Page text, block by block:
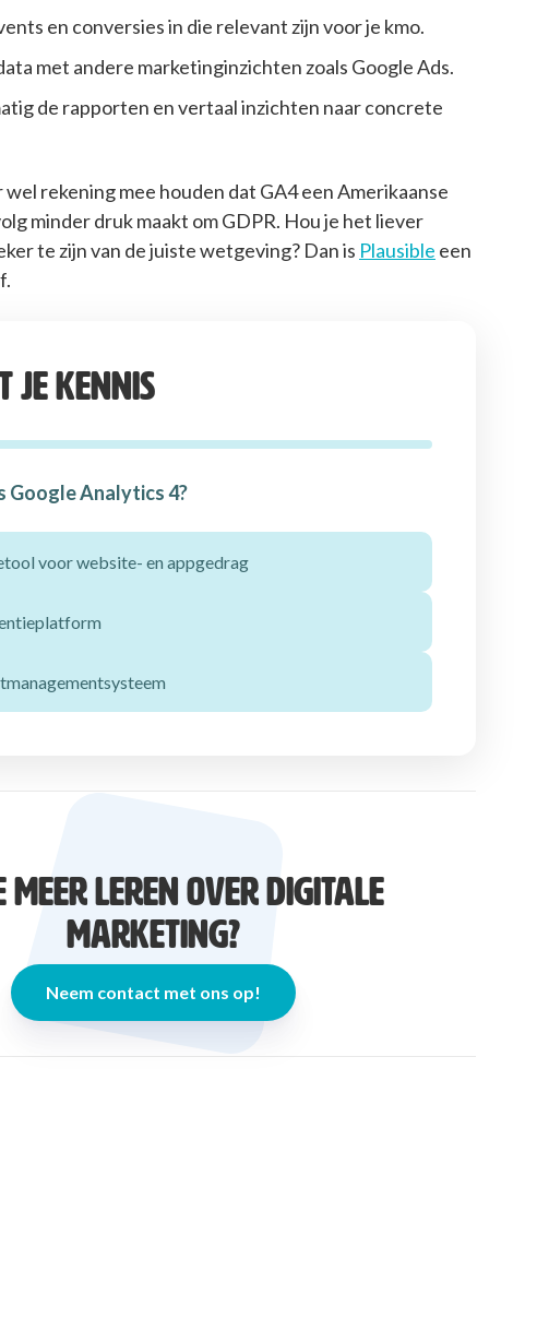
en conversies in die relevant zijn voor je kmo.
met andere marketinginzichten zoals Google Ads.
de rapporten en vertaal inzichten naar concrete
rekening mee houden dat GA4 een Amerikaanse
minder druk maakt om GDPR. Hou je het liever
te zijn van de juiste wetgeving? Dan is Plausible een
je kennis
Google Analytics 4?
voor website- en appgedrag
MEER LEREN OVER DIGITALE
MARKETING?
Neem contact met ons op!